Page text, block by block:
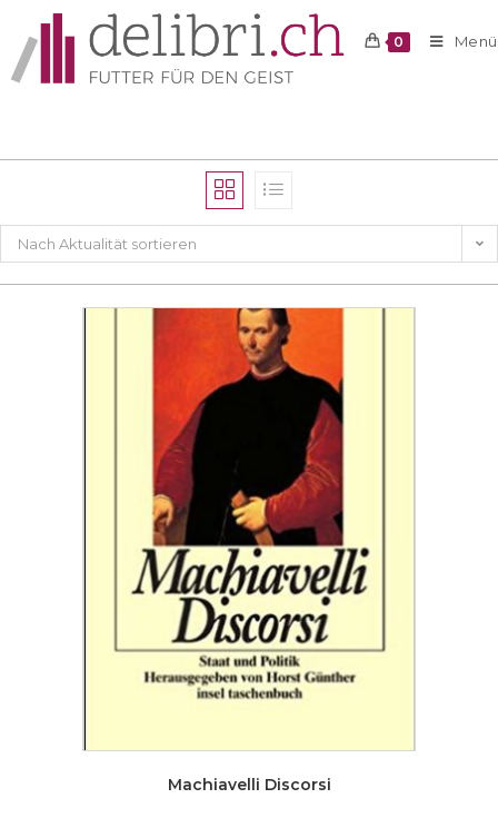
0 Menü
Nach Aktualität sortieren
Machiavelli Discorsi